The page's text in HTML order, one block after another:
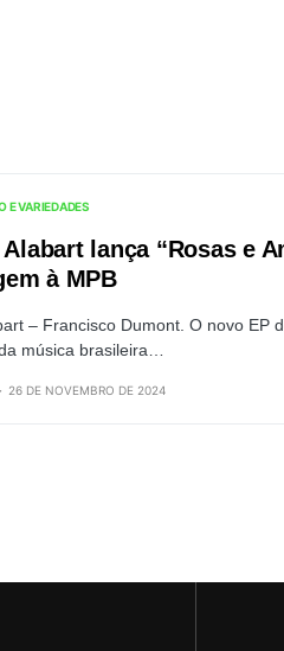
E VARIEDADES
lança “Rosas e
à MPB
– Francisco Dumont. O novo EP
música brasileira…
26 DE NOVEMBRO DE 2024